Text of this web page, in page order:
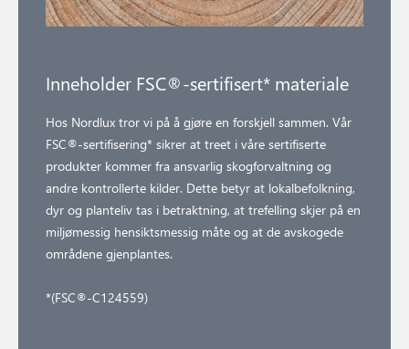
Inneholder FSC®-sertifisert* materiale
Hos Nordlux tror vi på å gjøre en forskjell sammen. Vår
FSC®-sertifisering* sikrer at treet i våre sertifiserte
produkter kommer fra ansvarlig skogforvaltning og
andre kontrollerte kilder. Dette betyr at lokalbefolkning,
dyr og planteliv tas i betraktning, at trefelling skjer på en
miljømessig hensiktsmessig måte og at de avskogede
områdene gjenplantes.
*(FSC®-C124559)